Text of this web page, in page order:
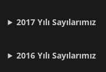
2017 Yılı Sayılarımız
2016 Yılı Sayılarımız